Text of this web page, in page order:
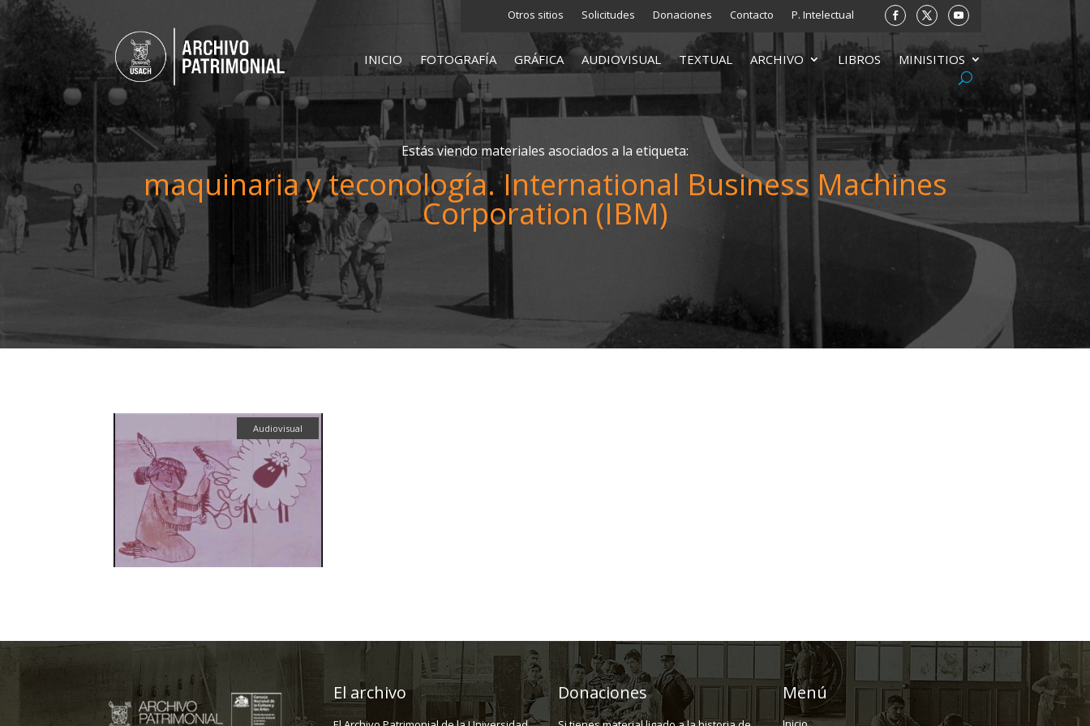
Otros sitios Solicitudes Donaciones Contacto P. Intelectual
INICIO FOTOGRAFÍA GRÁFICA AUDIOVISUAL TEXTUAL ARCHIVO LIBROS MINISITIOS
Estás viendo materiales asociados a la etiqueta:
maquinaria y teconología. International Business Machines
Corporation (IBM)
Audiovisual
El archivo Donaciones Menú